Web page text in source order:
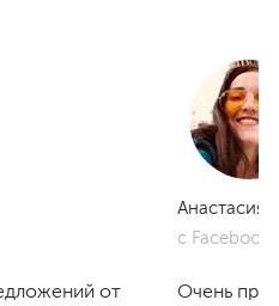
от
Анастасия
с Facebook
Очень